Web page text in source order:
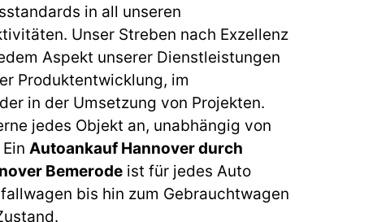
in all unseren
Unser Streben nach Exzellenz
Aspekt unserer Dienstleistungen
Produktentwicklung, im
in der Umsetzung von Projekten.
jedes Objekt an, unabhängig von
Autoankauf Hannover durch
Bemerode ist für jedes Auto
bis hin zum Gebrauchtwagen